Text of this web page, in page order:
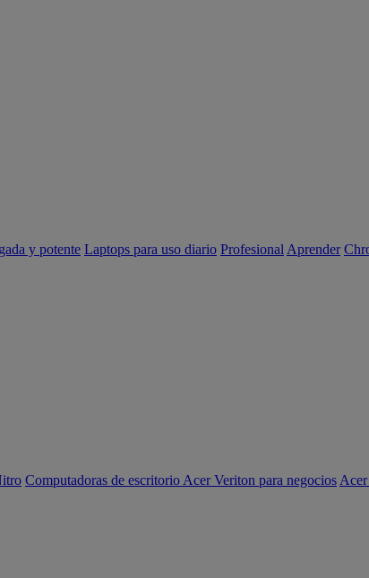
y potente Laptops para uso diario Profesional Aprender
Computadoras de escritorio Acer Veriton para negocios